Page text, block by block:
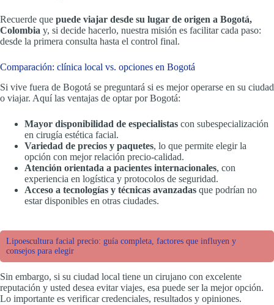
Recuerde que puede viajar desde su lugar de origen a Bogotá,
Colombia y, si decide hacerlo, nuestra misión es facilitar cada paso:
desde la primera consulta hasta el control final.
Comparación: clínica local vs. opciones en Bogotá
Si vive fuera de Bogotá se preguntará si es mejor operarse en su ciudad
o viajar. Aquí las ventajas de optar por Bogotá:
Mayor disponibilidad de especialistas con subespecialización
en cirugía estética facial.
Variedad de precios y paquetes, lo que permite elegir la
opción con mejor relación precio-calidad.
Atención orientada a pacientes internacionales, con
experiencia en logística y protocolos de seguridad.
Acceso a tecnologías y técnicas avanzadas que podrían no
estar disponibles en otras ciudades.
Lipoescultura facial precio: guía completa, factores que influyen y
consejos para elegir
Sin embargo, si su ciudad local tiene un cirujano con excelente
reputación y usted desea evitar viajes, esa puede ser la mejor opción.
Lo importante es verificar credenciales, resultados y opiniones.